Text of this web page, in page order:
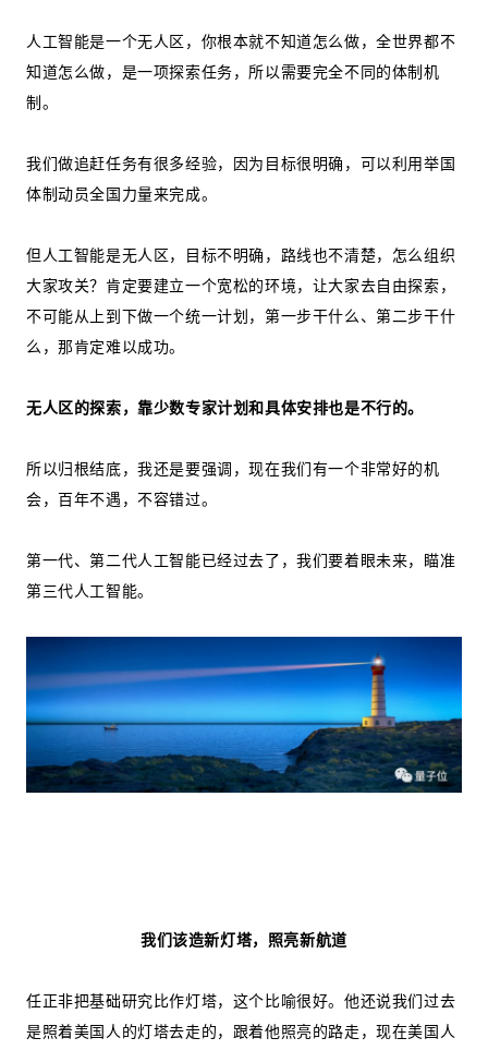
人工智能是一个无人区，你根本就不知道怎么做，全世界都不
知道怎么做，是一项探索任务，所以需要完全不同的体制机
制。
我们做追赶任务有很多经验，因为目标很明确，可以利用举国
体制动员全国力量来完成。
但人工智能是无人区，目标不明确，路线也不清楚，怎么组织
大家攻关？肯定要建立一个宽松的环境，让大家去自由探索，
不可能从上到下做一个统一计划，第一步干什么、第二步干什
么，那肯定难以成功。
无人区的探索，靠少数专家计划和具体安排也是不行的。
所以归根结底，我还是要强调，现在我们有一个非常好的机
会，百年不遇，不容错过。
第一代、第二代人工智能已经过去了，我们要着眼未来，瞄准
第三代人工智能。
我们该造新灯塔，照亮新航道
任正非把基础研究比作灯塔，这个比喻很好。他还说我们过去
是照着美国人的灯塔去走的，跟着他照亮的路走，现在美国人